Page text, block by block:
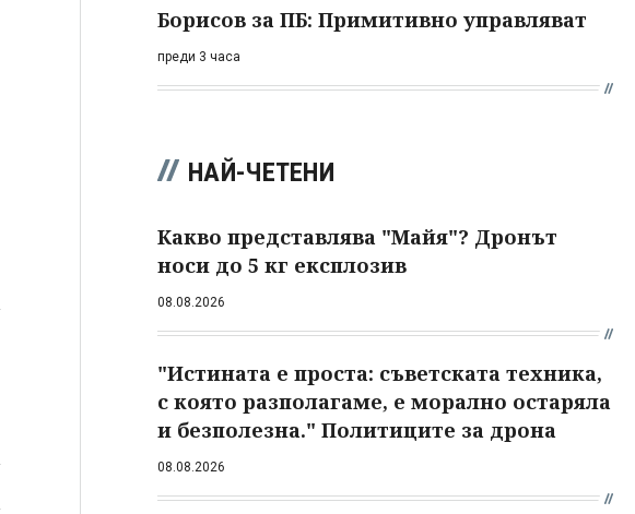
Борисов за ПБ: Примитивно управляват
преди 3 часа
НАЙ-ЧЕТЕНИ
Какво представлява "Майя"? Дронът
носи до 5 кг експлозив
08.08.2026
"Истината е проста: съветската техника,
с която разполагаме, е морално остаряла
и безполезна." Политиците за дрона
08.08.2026